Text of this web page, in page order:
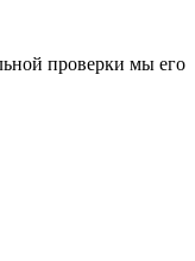
проверки мы его